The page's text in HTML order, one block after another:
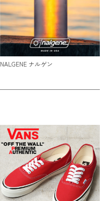
NALGENE ナルゲン